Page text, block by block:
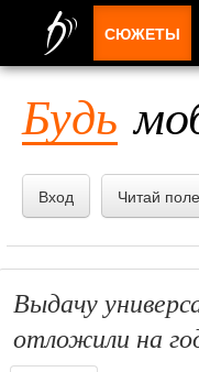
Будь
Вход Читай
Выдачу
отложили на
СЮЖЕТЫ
ПРИЛОЖЕНИЯ